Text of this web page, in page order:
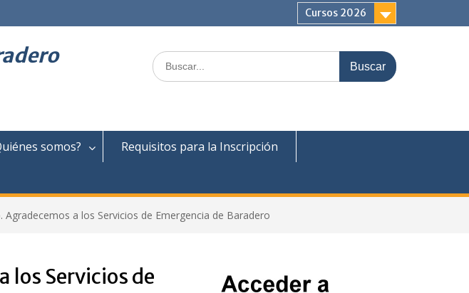
Cursos 2026
somos?
Requisitos para la Inscripción
Agradecemos a los Servicios de Emergencia de Baradero
los Servicios de